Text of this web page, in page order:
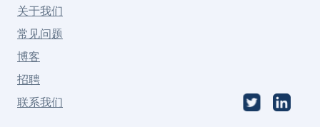
关于我们
常见问题
博客
招聘
联系我们